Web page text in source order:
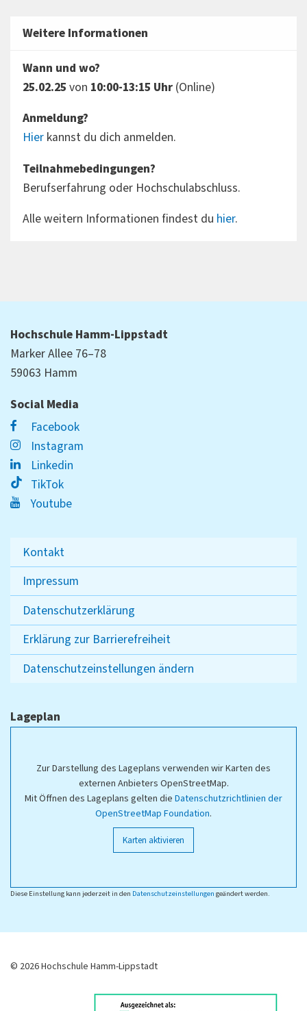
Weitere Informationen
Wann und wo?
25.02.25 von 10:00-13:15 Uhr(Online)
Anmeldung?
Hierkannst du dich anmelden.
Teilnahmebedingungen?
Berufserfahrung oder Hochschulabschluss.
Alle weitern Informationen findest du hier.
Hochschule Hamm-Lippstadt
Marker Allee 76–78
59063 Hamm
Social Media
Facebook
Instagram
Linkedin
TikTok
Youtube
Kontakt
Impressum
Datenschutzerklärung
Erklärung zur Barrierefreiheit
Datenschutzeinstellungen ändern
Lageplan
Zur Darstellung des Lageplans verwenden wir Karten des
externen Anbieters OpenStreetMap.
Mit Öffnen des Lageplans gelten die Datenschutzrichtlinien der
OpenStreetMap Foundation.
Karten aktivieren
Diese Einstellung kann jederzeit in den Datenschutzeinstellungen geändert werden.
© 2026 Hochschule Hamm-Lippstadt